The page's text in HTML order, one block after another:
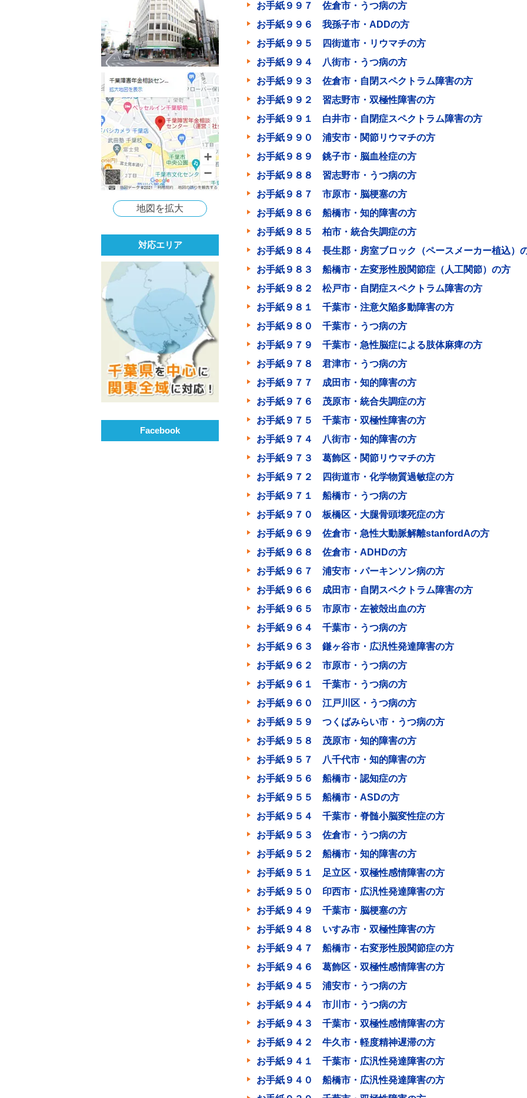
お手紙９９７ 佐倉市・うつ病の方
お手紙９９６ 我孫子市・ADDの方
お手紙９９５ 四街道市・リウマチの方
お手紙９９４ 八街市・うつ病の方
お手紙９９３ 佐倉市・自閉スペクトラム障害の方
お手紙９９２ 習志野市・双極性障害の方
お手紙９９１ 白井市・自閉症スペクトラム障害の方
お手紙９９０ 浦安市・関節リウマチの方
お手紙９８９ 銚子市・脳血栓症の方
お手紙９８８ 習志野市・うつ病の方
お手紙９８７ 市原市・脳梗塞の方
お手紙９８６ 船橋市・知的障害の方
お手紙９８５ 柏市・統合失調症の方
お手紙９８４ 長生郡・房室ブロック（ペースメーカー植込）
お手紙９８３ 船橋市・左変形性股関節症（人工関節）の方
お手紙９８２ 松戸市・自閉症スペクトラム障害の方
お手紙９８１ 千葉市・注意欠陥多動障害の方
お手紙９８０ 千葉市・うつ病の方
お手紙９７９ 千葉市・急性脳症による肢体麻痺の方
お手紙９７８ 君津市・うつ病の方
お手紙９７７ 成田市・知的障害の方
お手紙９７６ 茂原市・統合失調症の方
お手紙９７５ 千葉市・双極性障害の方
お手紙９７４ 八街市・知的障害の方
お手紙９７３ 葛飾区・関節リウマチの方
お手紙９７２ 四街道市・化学物質過敏症の方
お手紙９７１ 船橋市・うつ病の方
お手紙９７０ 板橋区・大腿骨頭壊死症の方
お手紙９６９ 佐倉市・急性大動脈解離stanfordAの方
お手紙９６８ 佐倉市・ADHDの方
お手紙９６７ 浦安市・パーキンソン病の方
お手紙９６６ 成田市・自閉スペクトラム障害の方
お手紙９６５ 市原市・左被殻出血の方
お手紙９６４ 千葉市・うつ病の方
お手紙９６３ 鎌ヶ谷市・広汎性発達障害の方
お手紙９６２ 市原市・うつ病の方
お手紙９６１ 千葉市・うつ病の方
お手紙９６０ 江戸川区・うつ病の方
お手紙９５９ つくばみらい市・うつ病の方
お手紙９５８ 茂原市・知的障害の方
お手紙９５７ 八千代市・知的障害の方
お手紙９５６ 船橋市・認知症の方
お手紙９５５ 船橋市・ASDの方
お手紙９５４ 千葉市・脊髄小脳変性症の方
お手紙９５３ 佐倉市・うつ病の方
お手紙９５２ 船橋市・知的障害の方
お手紙９５１ 足立区・双極性感情障害の方
お手紙９５０ 印西市・広汎性発達障害の方
お手紙９４９ 千葉市・脳梗塞の方
お手紙９４８ いすみ市・双極性障害の方
お手紙９４７ 船橋市・右変形性股関節症の方
お手紙９４６ 葛飾区・双極性感情障害の方
お手紙９４５ 浦安市・うつ病の方
お手紙９４４ 市川市・うつ病の方
お手紙９４３ 千葉市・双極性感情障害の方
お手紙９４２ 牛久市・軽度精神遅滞の方
お手紙９４１ 千葉市・広汎性発達障害の方
お手紙９４０ 船橋市・広汎性発達障害の方
地図を拡大
対応エリア
Facebook